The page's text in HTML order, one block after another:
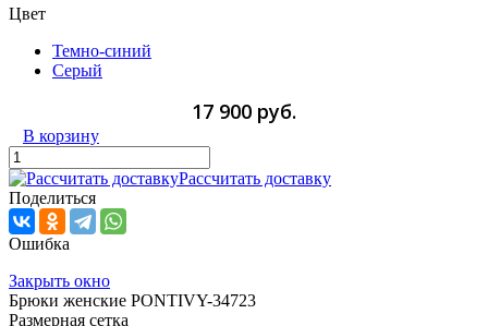
Цвет
Темно-синий
Серый
17 900 руб.
В корзину
Рассчитать доставку
Поделиться
Ошибка
Закрыть окно
Брюки женские PONTIVY-34723
Размерная сетка